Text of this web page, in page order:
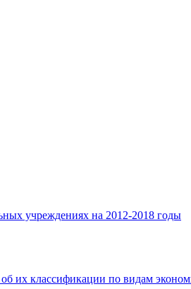
учреждениях на 2012-2018 годы
их классификации по видам